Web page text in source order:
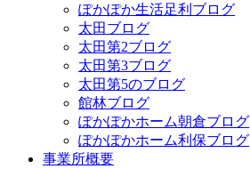
ぽかぽか生活足利ブログ
太田ブログ
太田第2ブログ
太田第3ブログ
太田第5のブログ
館林ブログ
ぽかぽかホーム朝倉ブログ
ぽかぽかホーム利保ブログ
事業所概要